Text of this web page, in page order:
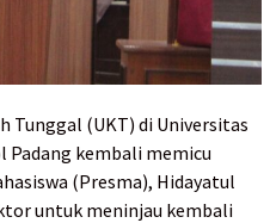
Tunggal (UKT) di Universitas
Padang kembali memicu
(Presma), Hidayatul
untuk meninjau kembali